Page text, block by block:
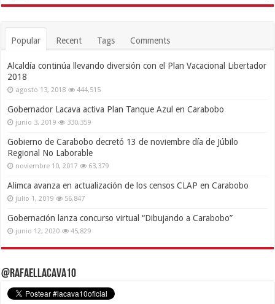
Popular Recent Tags Comments
Alcaldía continúa llevando diversión con el Plan Vacacional Libertador
2018
agosto 13, 2018 444,515
Gobernador Lacava activa Plan Tanque Azul en Carabobo
junio 3, 2019 330,359
Gobierno de Carabobo decretó 13 de noviembre día de Júbilo
Regional No Laborable
noviembre 10, 2017 63,379
Alimca avanza en actualización de los censos CLAP en Carabobo
julio 1, 2019 56,847
Gobernación lanza concurso virtual “Dibujando a Carabobo”
junio 12, 2020 45,829
@RafaelLacava10